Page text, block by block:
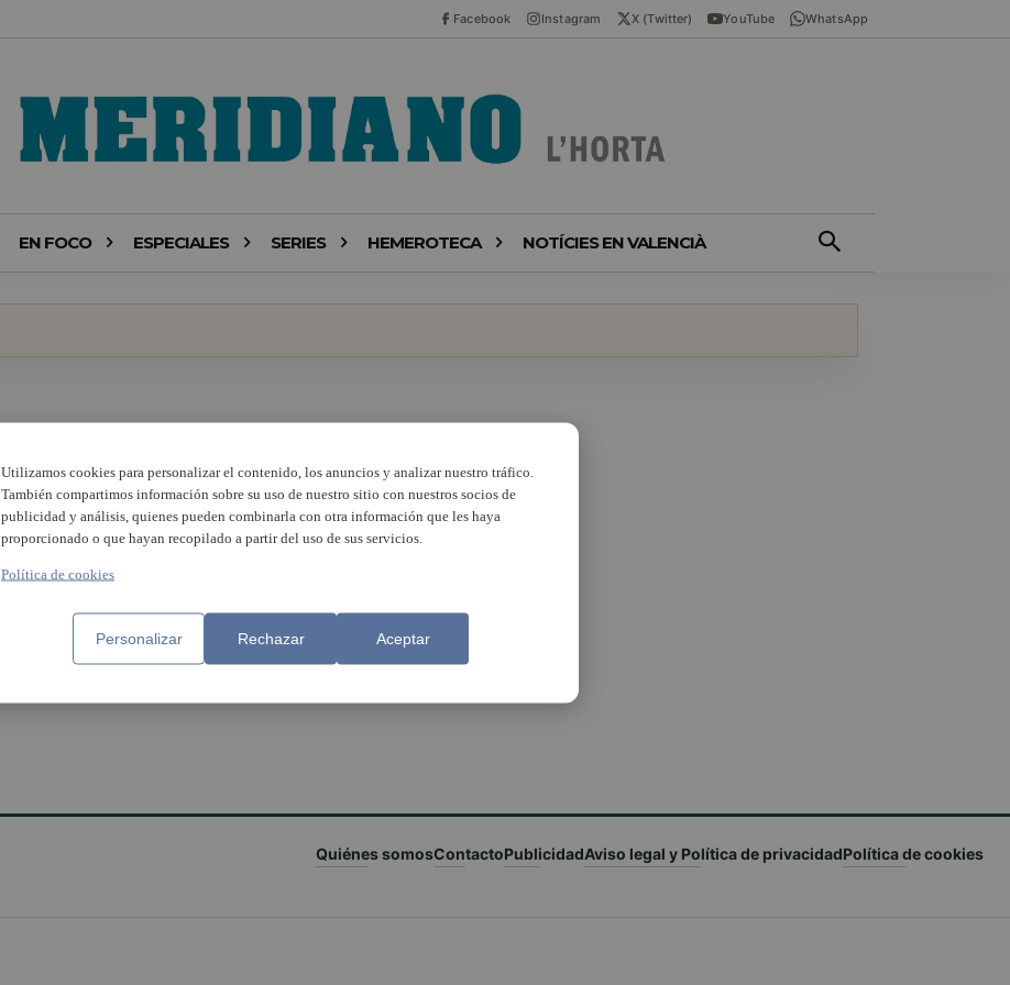
Facebook Instagram X (Twitter) YouTube WhatsApp
EN FOCO ESPECIALES SERIES HEMEROTECA NOTÍCIES EN VALENCIÀ
Quiénes somosContactoPublicidadAviso legal y Política de privacidadPolítica de cookies
Utilizamos cookies para personalizar el contenido, los anuncios y analizar nuestro tráfico.
También compartimos información sobre su uso de nuestro sitio con nuestros socios de
publicidad y análisis, quienes pueden combinarla con otra información que les haya
proporcionado o que hayan recopilado a partir del uso de sus servicios.
Política de cookies
Personalizar Rechazar Aceptar